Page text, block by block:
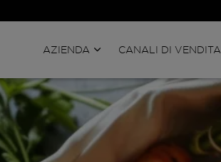
AZIENDA CANALI DI VENDITA